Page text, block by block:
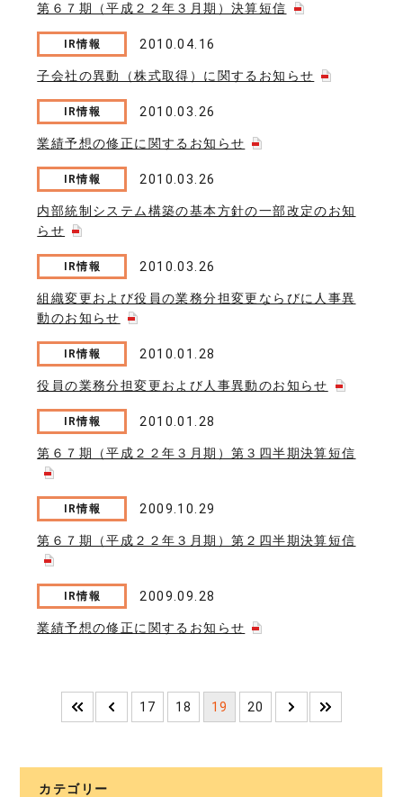
第６７期（平成２２年３月期）決算短信
IR情報 2010.04.16
子会社の異動（株式取得）に関するお知らせ
IR情報 2010.03.26
業績予想の修正に関するお知らせ
IR情報 2010.03.26
内部統制システム構築の基本方針の一部改定のお知
らせ
IR情報 2010.03.26
組織変更および役員の業務分担変更ならびに人事異
動のお知らせ
IR情報 2010.01.28
役員の業務分担変更および人事異動のお知らせ
IR情報 2010.01.28
第６７期（平成２２年３月期）第３四半期決算短信
IR情報 2009.10.29
第６７期（平成２２年３月期）第２四半期決算短信
IR情報 2009.09.28
業績予想の修正に関するお知らせ
17 18 19 20
カテゴリー